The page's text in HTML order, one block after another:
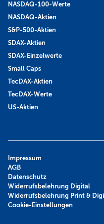
NASDAQ-100-Werte
NASDAQ-Aktien
S&P-500-Aktien
SDAX-Aktien
SDAX-Einzelwerte
Small Caps
TecDAX-Aktien
TecDAX-Werte
US-Aktien
Impressum
AGB
Datenschutz
Widerrufsbelehrung Digital
Widerrufsbelehrung Print &
Cookie-Einstellungen